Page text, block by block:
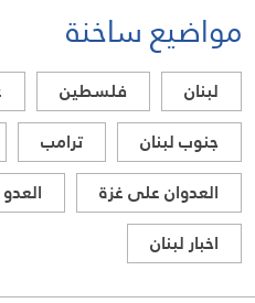
مواضيع ساخنة
لبنان فلسطين
جنوب لبنان
ترامب
العدوان على غزة
اخبار لبنان